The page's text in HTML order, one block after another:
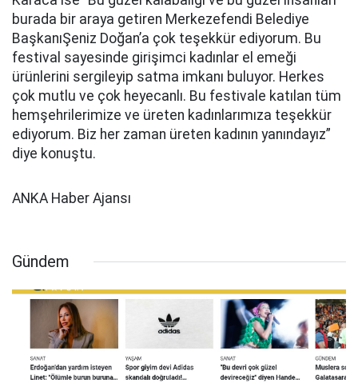
burada bir araya getiren Merkezefendi Belediye
BaşkanıŞeniz Doğan’a çok teşekkür ediyorum. Bu
festival sayesinde girişimci kadınlar el emeği
ürünlerini sergileyip satma imkanı buluyor. Herkes
çok mutlu ve çok heyecanlı. Bu festivale katılan tüm
hemşehrilerimize ve üreten kadınlarımıza teşekkür
ediyorum. Biz her zaman üreten kadının yanındayız”
diye konuştu.
ANKA Haber Ajansı
Gündem